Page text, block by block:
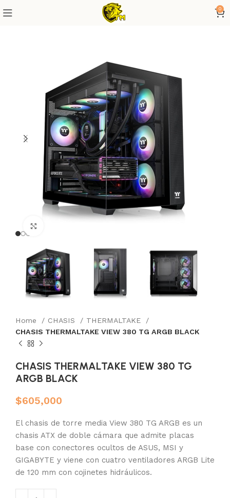
0
Home CHASIS
THERMALTAKE
CHASIS THERMALTAKE VIEW 380 TG ARGB BLACK
CHASIS THERMALTAKE VIEW 380 TG
ARGB BLACK
$605,000
El chasis de torre media View 380 TG ARGB es un
chasis ATX de doble cámara que admite placas
base con conectores ocultos de ASUS, MSI y
GIGABYTE y viene con cuatro ventiladores ARGB Lite
de 120 mm con cojinetes hidráulicos.